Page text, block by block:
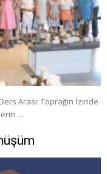
Arası: Toprağın İzinde
…